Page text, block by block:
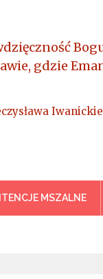
gdzie
MSZALNE